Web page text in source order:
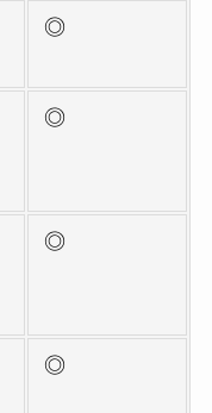
◎
◎
◎
◎